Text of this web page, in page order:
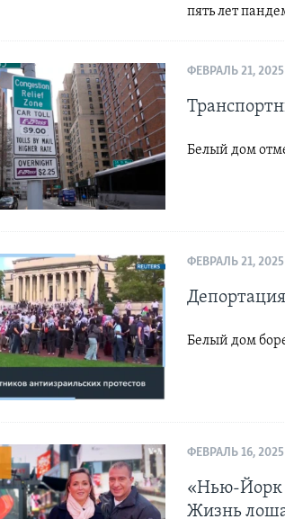
пять лет
ФЕВРАЛЬ 21, 2025
Белый дом
ФЕВРАЛЬ 21, 2025
Белый дом
ФЕВРАЛЬ 16, 2025
«Нью-Йорк
Жизнь